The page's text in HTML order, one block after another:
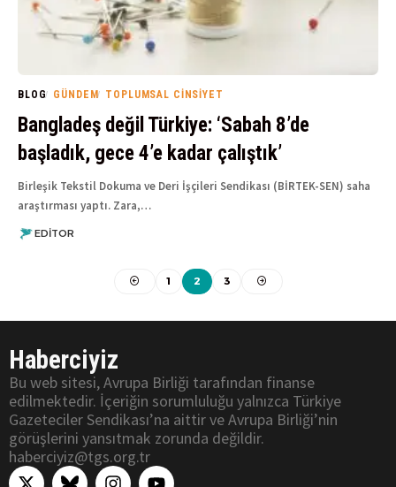
BLOG GÜNDEM TOPLUMSAL CINSIYET
Bangladeş değil Türkiye: ‘Sabah 8’de
başladık, gece 4’e kadar çalıştık’
Birleşik Tekstil Dokuma ve Deri İşçileri Sendikası (BİRTEK-SEN) saha
araştırması yaptı. Zara,…
EDITOR
1 2 3
Haberciyiz
Bu web sitesi, Avrupa Birliği tarafından finanse
edilmektedir. İçeriğin sorumluluğu yalnızca Türkiye
Gazeteciler Sendikası’na aittir ve Avrupa Birliği’nin
görüşlerini yansıtmak zorunda değildir.
haberciyiz@tgs.org.tr